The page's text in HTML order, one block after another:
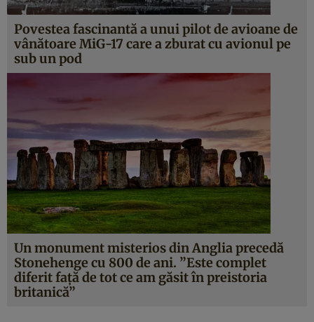
Povestea fascinantă a unui pilot de avioane de
vânătoare MiG-17 care a zburat cu avionul pe
sub un pod
Un monument misterios din Anglia precedă
Stonehenge cu 800 de ani. ”Este complet
diferit faţă de tot ce am găsit în preistoria
britanică”